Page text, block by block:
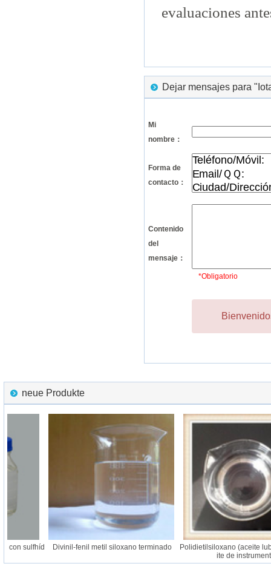
evaluaciones
Dejar mensajes para
Mi
nombre：
Forma de
contacto：
Contenido
del
mensaje：
*Obligatorio
neue Produkte
sulfhíd Divinil-fenil metil siloxano terminado
Polidietilsiloxano (aceite
ite de instrumento)